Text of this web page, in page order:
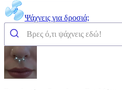
Ψάχνεις για δροσιά;